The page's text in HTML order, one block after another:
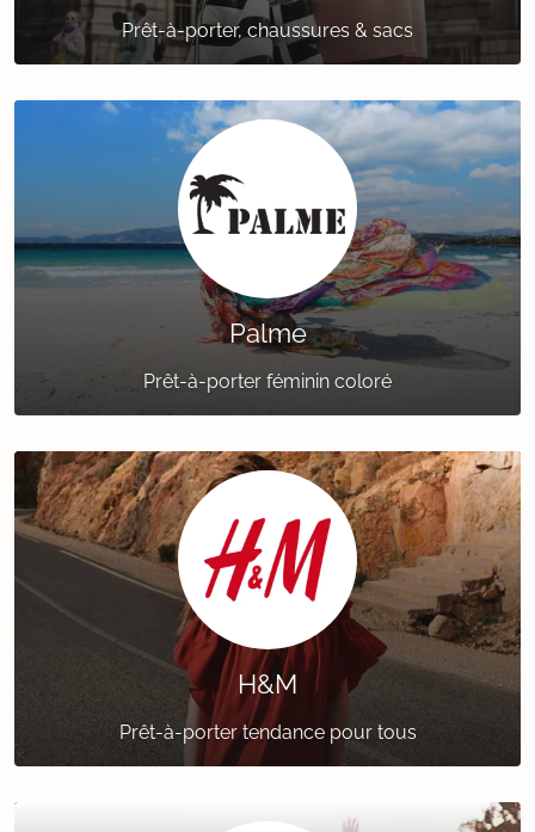
Prêt-à-porter, chaussures & sacs
Palme
Prêt-à-porter féminin coloré
H&M
Prêt-à-porter tendance pour tous